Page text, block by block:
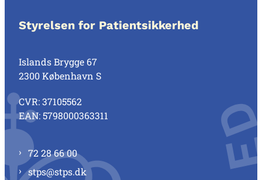
Styrelsen for Patientsikkerhed
Islands Brygge 67
2300 København S
CVR: 37105562
EAN: 5798000363311
72 28 66 00
stps@stps.dk